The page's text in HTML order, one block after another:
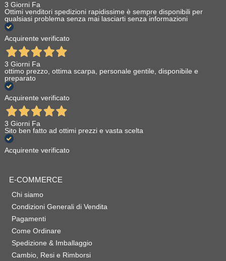
3 Giorni Fa
Ottimi venditori spedizioni rapidissime è sempre disponibili per
qualsiasi problema senza mai lasciarti senza informazioni
Acquirente verificato
3 Giorni Fa
ottimo prezzo, ottima scarpa, personale gentile, disponibile e
preparato
Acquirente verificato
3 Giorni Fa
Sito ben fatto ad ottimi prezzi e vasta scelta
Acquirente verificato
E-COMMERCE
Chi siamo
Condizioni Generali di Vendita
Pagamenti
Come Ordinare
Spedizione & Imballaggio
Cambio, Resi e Rimborsi